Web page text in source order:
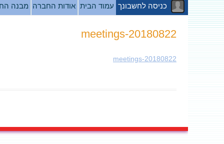
כניסה לחשבונך עמוד הבית אודות החברה מבנה
20180822-meetings
20180822-meetings